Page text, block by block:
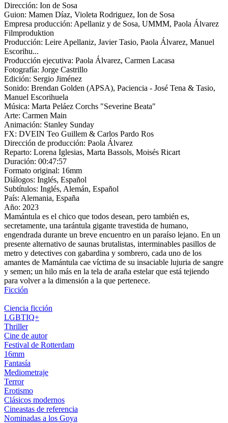
Dirección: Ion de Sosa
Guion: Mamen Díaz, Violeta Rodriguez, Ion de Sosa
Empresa producción: Apellaniz y de Sosa, UMMM, Paola Álvarez
Filmproduktion
Producción: Leire Apellaniz, Javier Tasio, Paola Álvarez, Manuel
Escorihu...
Producción ejecutiva: Paola Álvarez, Carmen Lacasa
Fotografía: Jorge Castrillo
Edición: Sergio Jiménez
Sonido: Brendan Golden (APSA), Paciencia - José Tena & Tasio,
Manuel Escorihuela
Música: Marta Peláez Corchs "Severine Beata"
Arte: Carmen Main
Animación: Stanley Sunday
FX: DVEIN Teo Guillem & Carlos Pardo Ros
Dirección de producción: Paola Álvarez
Reparto: Lorena Iglesias, Marta Bassols, Moisés Ricart
Duración: 00:47:57
Formato original: 16mm
Diálogos: Inglés, Español
Subtítulos: Inglés, Alemán, Español
País: Alemania, España
Año: 2023
Mamántula es el chico que todos desean, pero también es,
secretamente, una tarántula gigante travestida de humano,
engendrada durante un breve encuentro en un paraíso lejano. En un
presente alternativo de saunas brutalistas, interminables pasillos de
metro y detectives con gabardina y sombrero, cada uno de los
amantes de Mamántula cae víctima de su insaciable lujuria de sangre
y semen; un hilo más en la tela de araña estelar que está tejiendo
para volver a la dimensión a la que pertenece.
Ficción
Ciencia ficción
LGBTIQ+
Thriller
Cine de autor
Festival de Rotterdam
16mm
Fantasía
Mediometraje
Terror
Erotismo
Clásicos modernos
Cineastas de referencia
Nominadas a los Goya